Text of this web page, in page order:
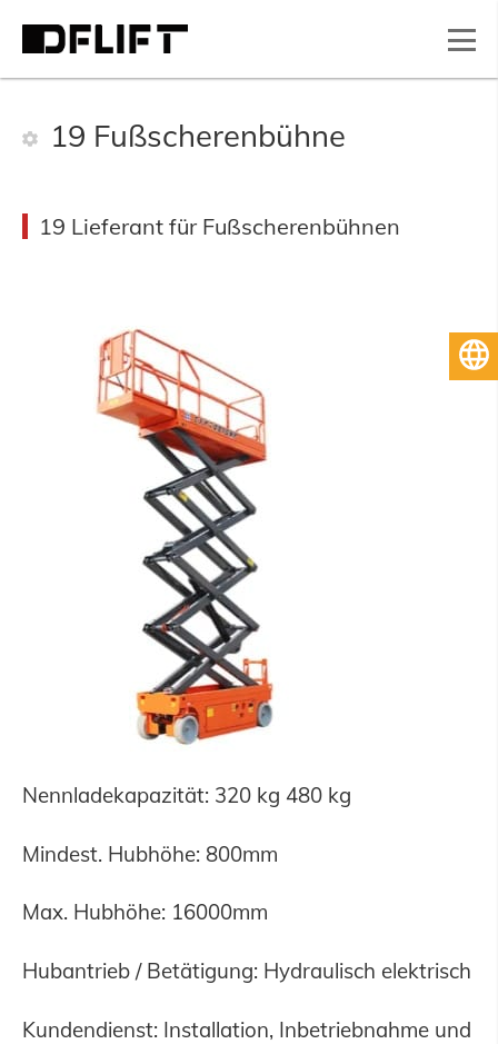
19 Fußscherenbühne
19 Lieferant für Fußscherenbühnen
Nennladekapazität: 320 kg 480 kg
Mindest. Hubhöhe: 800mm
Max. Hubhöhe: 16000mm
Hubantrieb / Betätigung: Hydraulisch elektrisch
Kundendienst: Installation, Inbetriebnahme und
Deutsch